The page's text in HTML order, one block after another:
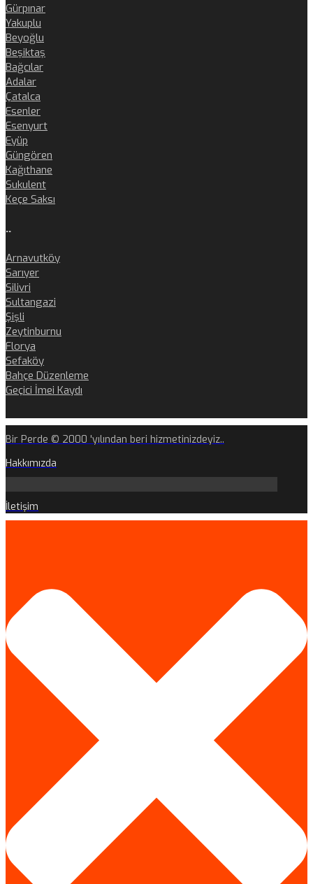
Gürpınar
Yakuplu
Beyoğlu
Beşiktaş
Bağcılar
Adalar
Çatalca
Esenler
Esenyurt
Eyüp
Güngören
Kağıthane
Sukulent
Keçe Saksı
..
Arnavutköy
Sarıyer
Silivri
Sultangazi
Şişli
Zeytinburnu
Florya
Sefaköy
Bahçe Düzenleme
Geçici İmei Kaydı
Bir Perde © 2000 'yılından beri hizmetinizdeyiz..
Hakkımızda
İletişim